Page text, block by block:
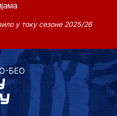
у току сезоне 2025/26
БЕО